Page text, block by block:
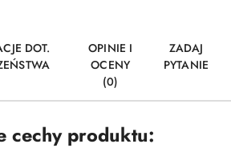
DOT.
OPINIE I
OCENY
(0)
ZADAJ
PYTANIE
cechy produktu: